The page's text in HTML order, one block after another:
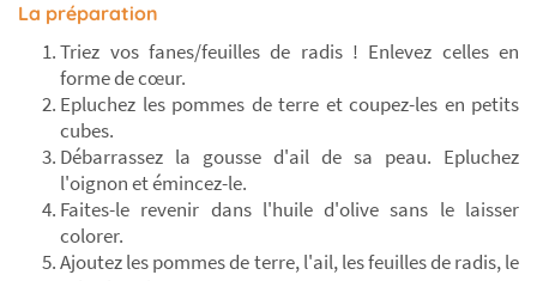
La préparation
Triez vos fanes/feuilles de radis ! Enlevez celles en
forme de cœur.
Epluchez les pommes de terre et coupez-les en petits
cubes.
Débarrassez la gousse d'ail de sa peau. Epluchez
l'oignon et émincez-le.
Faites-le revenir dans l'huile d'olive sans le laisser
colorer.
Ajoutez les pommes de terre, l'ail, les feuilles de radis, le